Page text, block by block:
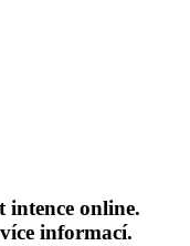
intence online.
informací.